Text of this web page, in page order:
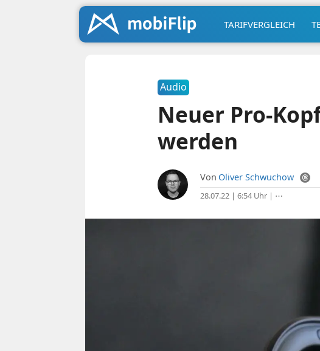
TARIFVERGLEICH
Audio
Neuer Pro-
werden
Von Oliver Schwuchow
28.07.22 | 6:54 Uhr| ⋯